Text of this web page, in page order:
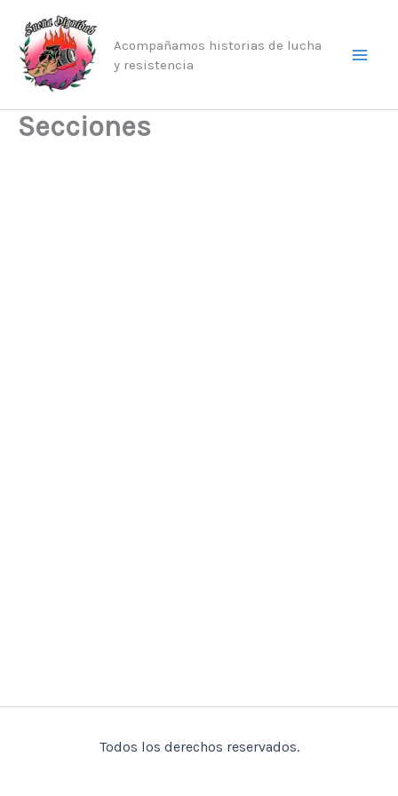
contenido
Acompañamos historias de lucha
y resistencia
Secciones
Todos los derechos reservados.